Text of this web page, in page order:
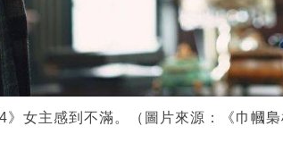
女主感到不滿。（圖片來源：《巾幗梟